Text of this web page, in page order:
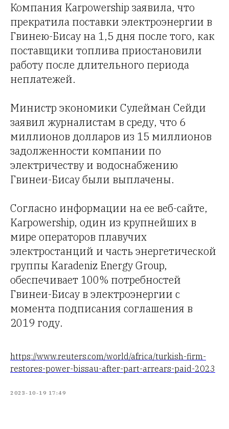
Компания Karpowership заявила, что
прекратила поставки электроэнергии в
Гвинею-Бисау на 1,5 дня после того, как
поставщики топлива приостановили
работу после длительного периода
неплатежей.
Министр экономики Сулейман Сейди
заявил журналистам в среду, что 6
миллионов долларов из 15 миллионов
задолженности компании по
электричеству и водоснабжению
Гвинеи-Бисау были выплачены.
Согласно информации на ее веб-сайте,
Karpowership, один из крупнейших в
мире операторов плавучих
электростанций и часть энергетической
группы Karadeniz Energy Group,
обеспечивает 100% потребностей
Гвинеи-Бисау в электроэнергии с
момента подписания соглашения в
2019 году.
https://www.reuters.com/world/africa/turkish-firm-
restores-power-bissau-after-part-arrears-paid-2023
2023-10-19 17:49